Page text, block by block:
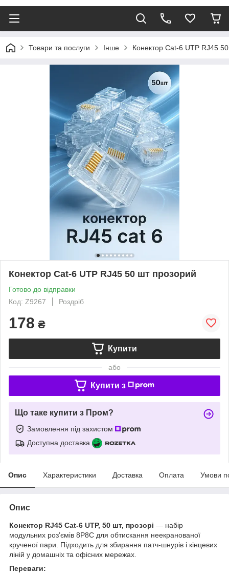
Товари та послуги Інше Конектор Cat-6 UTP RJ45
Конектор Cat-6 UTP RJ45 50 шт прозорий
Готово до відправки
Код: Z9267
Роздріб
178 ₴
Купити
або
Купити з
Що таке купити з Пром?
Замовлення під захистом
Доступна доставка
Опис Характеристики Доставка Оплата Умови
Опис
Конектор RJ45 Cat-6 UTP, 50 шт, прозорі — набір
модульних розʼємів 8P8C для обтискання неекранованої
крученої пари. Підходить для збирання патч-шнурів і кінцевих
ліній у домашніх та офісних мережах.
Переваги: